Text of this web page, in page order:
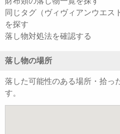
同じタグ（ヴィヴィアンウエス
を探す
落し物対処法を確認する
落し物の場所
落した可能性のある場所・拾っ
す。